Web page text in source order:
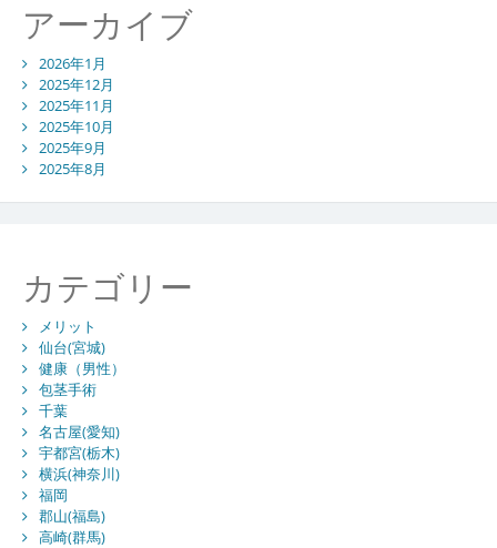
アーカイブ
2026年1月
2025年12月
2025年11月
2025年10月
2025年9月
2025年8月
カテゴリー
メリット
仙台(宮城)
健康（男性）
包茎手術
千葉
名古屋(愛知)
宇都宮(栃木)
横浜(神奈川)
福岡
郡山(福島)
高崎(群馬)